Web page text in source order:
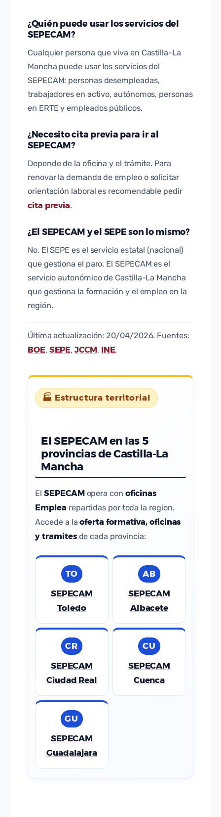
¿Quién puede usar los servicios del
SEPECAM?
Cualquier persona que viva en Castilla-La
Mancha puede usar los servicios del
SEPECAM: personas desempleadas,
trabajadores en activo, autónomos, personas
en ERTE y empleados públicos.
¿Necesito cita previa para ir al
SEPECAM?
Depende de la oficina y el trámite. Para
renovar la demanda de empleo o solicitar
orientación laboral es recomendable pedir
cita previa.
¿El SEPECAM y el SEPE son lo mismo?
No. El SEPE es el servicio estatal (nacional)
que gestiona el paro. El SEPECAM es el
servicio autonómico de Castilla-La Mancha
que gestiona la formación y el empleo en la
región.
Última actualización: 20/04/2026. Fuentes:
BOE, SEPE,JCCM, INE.
🏭 Estructura territorial
El SEPECAM en las 5
provincias de Castilla-La
Mancha
ElSEPECAMopera con oficinas
Emplea repartidas por toda la region.
Accede a laoferta formativa, oficinas
y tramitesde cada provincia:
TO
SEPECAM
Toledo
AB
SEPECAM
Albacete
CR
SEPECAM
Ciudad Real
CU
SEPECAM
Cuenca
GU
SEPECAM
Guadalajara